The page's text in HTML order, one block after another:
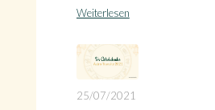
Weiterlesen
25/07/2021